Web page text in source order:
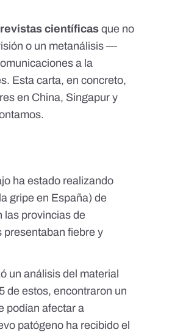
científicas que no
o un metanálisis —
a la
Esta carta, en concreto,
en China, Singapur y
ha estado realizando
gripe en España) de
las provincias de
presentaban fiebre y
un análisis del material
de estos, encontraron un
podían afectar a
patógeno ha recibido el